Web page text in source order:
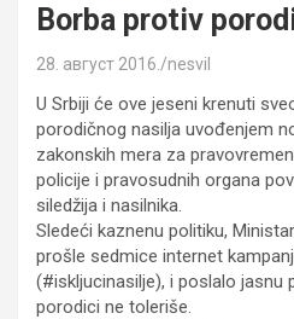
Borba protiv
28. август 2016. nesvil
U Srbiji će ove jeseni krenuti
porodičnog nasilja uvođenjem
zakonskih mera za
policije i pravosudnih organa
siledžija i nasilnika.
Sledeći kaznenu politiku,
prošle sedmice internet
(#iskljucinasilje), i poslalo jasnu
porodici ne toleriše.